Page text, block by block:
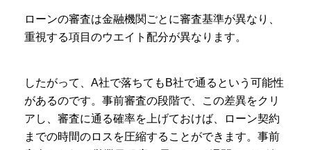
ローンの審査は金融機関ごとに審査基準が異なり、
重視する項目のウエイト配分が異なります。
したがって、A社で落ちてもB社で通るという可能性
があるのです。事前審査の段階で、この差異をクリ
アし、審査に通る確率を上げておけば、ローン契約
までの時間のロスを圧縮することができます。事前